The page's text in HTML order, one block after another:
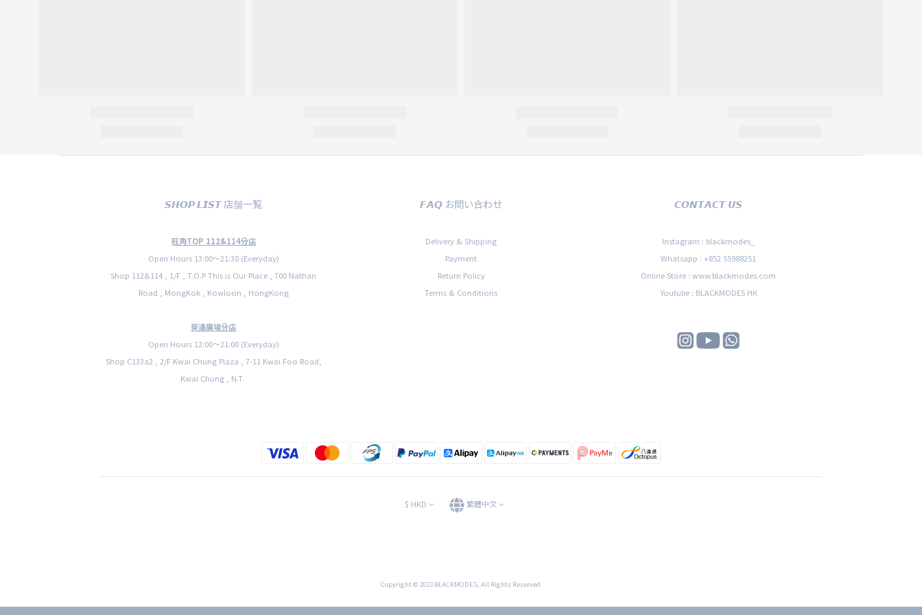
𝙎𝙃𝙊𝙋 𝙇𝙄𝙎𝙏 店舗一覧
旺角TOP 112&114分店
Open Hours 13:00〜21:30 (Everyday)
Shop 112&114 , 1/F , T.O.P This is Our Place , 700 Nathan
Road , MongKok , Kowloon , HongKong
葵涌廣場分店
Open Hours 12:00〜21:00 (Everyday)
Shop C133a2 , 2/F Kwai Chung Plaza , 7-11 Kwai Foo Road,
Kwai Chung , N.T.
𝙁𝘼𝙌 お問い合わせ
Delivery & Shipping
Payment
Return Policy
Terms & Conditions
𝘾𝙊𝙉𝙏𝘼𝘾𝙏 𝙐𝙎
Instagram : blackmodes_
Whatsapp : +852 55988251
Online Store : www.blackmodes.com
Youtube : BLACKMODES HK
$ HKD 繁體中文
Copyright © 2023 BLACKMODES, All Rights Reserved